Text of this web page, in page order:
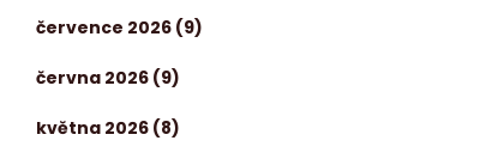
července 2026 (9)
června 2026 (9)
května 2026 (8)